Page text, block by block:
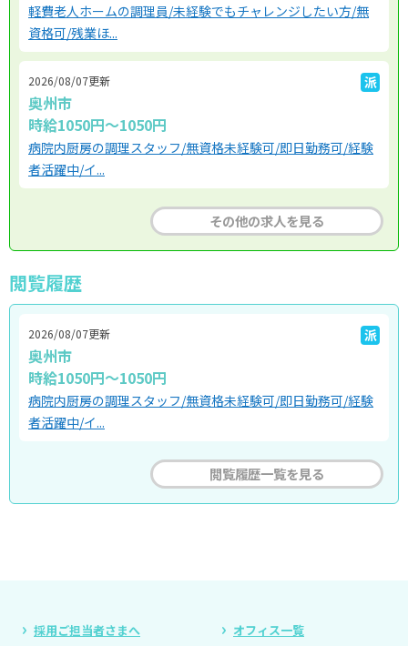
軽費老人ホームの調理員/未経験でもチャレンジしたい方/無
資格可/残業ほ...
2026/08/07更新 派
奥州市
時給1050円～1050円
病院内厨房の調理スタッフ/無資格未経験可/即日勤務可/経験
者活躍中/イ...
その他の求人を見る
閲覧履歴
2026/08/07更新 派
奥州市
時給1050円～1050円
病院内厨房の調理スタッフ/無資格未経験可/即日勤務可/経験
者活躍中/イ...
閲覧履歴一覧を見る
採用ご担当者さまへ オフィス一覧